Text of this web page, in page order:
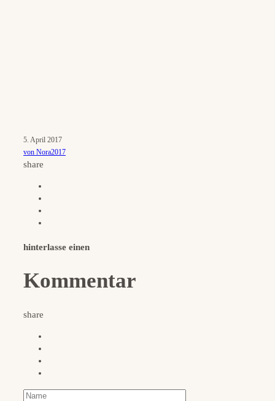
5. April 2017
von Nora2017
share
hinterlasse einen
Kommentar
share